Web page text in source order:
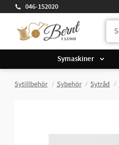
046-152020
Symaskiner
Sytillbehör Sybehör Sytråd